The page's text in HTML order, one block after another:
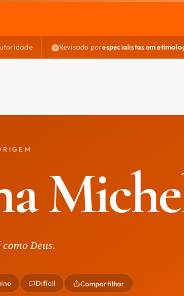
Revisado porespecialistas em
Deus.
Difícil Compartilhar